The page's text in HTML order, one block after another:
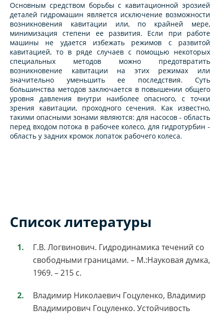
Основным средством борьбы с кавитационной эрозией
деталей гидромашин является исключение возможности
возникновения кавитации или, по крайней мере,
минимизация степени ее развития. Если при работе
машины не удается избежать режимов с развитой
кавитацией, то в ряде случаев с помощью некоторых
специальных методов можно предотвратить
возникновение кавитации на этих режимах или
значительно уменьшить ее последствия. Суть
большинства методов заключается в повышении общего
уровня давления внутри наиболее опасного, с точки
зрения кавитации, проходного сечения. Как известно,
такими опасными зонами являются: для насосов - область
перед входом потока в рабочее колесо, для гидротурбин -
область у задних кромок лопаток рабочего колеса.
Список литературы
Г.В. Логвинович. Гидродинамика течений со
свободными границами. – М.:Науковая думка,
1969. – 215 с.
Владимир Николаевич Гоцуленко, Владимир
Владимирович Гоцуленко. Устойчивость